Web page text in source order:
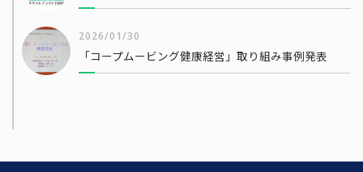
2026/01/30
「コープムービング健康経営」取り組み事例発表